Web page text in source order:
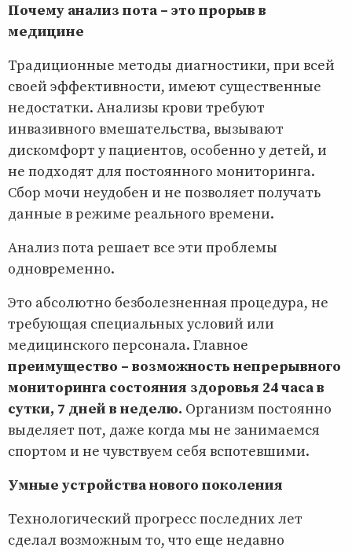
Почему анализ пота – это прорыв в
медицине
Традиционные методы диагностики, при всей
своей эффективности, имеют существенные
недостатки. Анализы крови требуют
инвазивного вмешательства, вызывают
дискомфорт у пациентов, особенно у детей, и
не подходят для постоянного мониторинга.
Сбор мочи неудобен и не позволяет получать
данные в режиме реального времени.
Анализ пота решает все эти проблемы
одновременно.
Это абсолютно безболезненная процедура, не
требующая специальных условий или
медицинского персонала. Главное
преимущество – возможность непрерывного
мониторинга состояния здоровья 24 часа в
сутки, 7 дней в неделю. Организм постоянно
выделяет пот, даже когда мы не занимаемся
спортом и не чувствуем себя вспотевшими.
Умные устройства нового поколения
Технологический прогресс последних лет
сделал возможным то, что еще недавно